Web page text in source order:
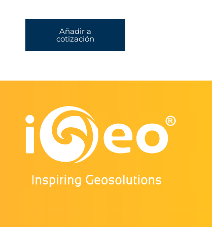
Añadir a
cotización